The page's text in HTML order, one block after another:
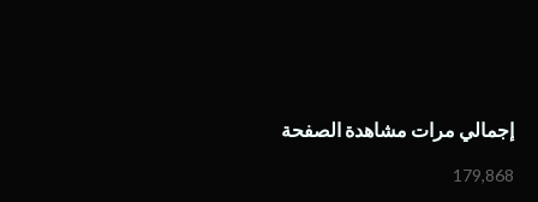
إجمالي مرات مشاهدة الصفحة
179,868